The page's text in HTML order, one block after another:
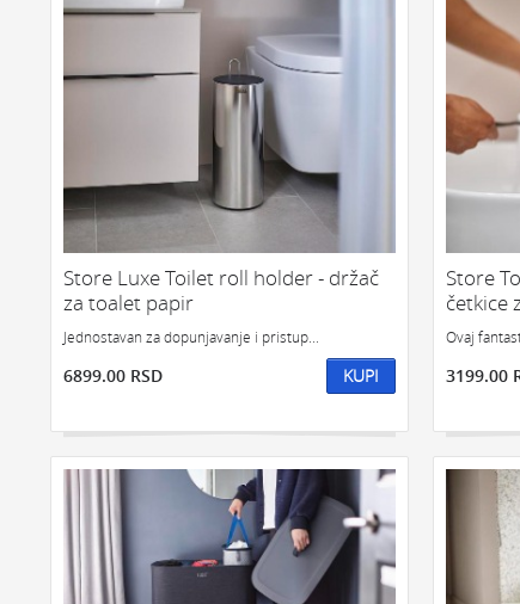
KIKKERLAND JOSEPH & JOSEPH
REMEMBER
DYNOMIGHTY COOKUT WILD AND WOLF
GENTLEMEN‘S HARDWARE
POKLON ZA
POKLON ZA
ZA ŠKOLU I
RADNI STO
Store Luxe Toilet roll holder - držač
za toalet papir
Jednostavan za dopunjavanje i pristup...
6899.00 RSD KUPI
Store
četkice
Ovaj
3199.00